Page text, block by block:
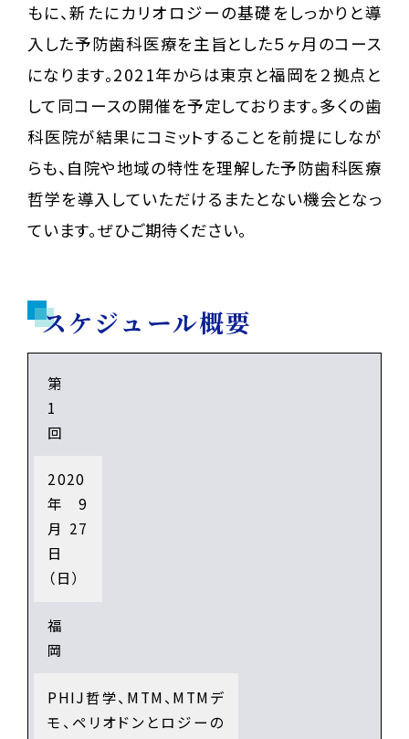
もに、新たにカリオロジーの基礎をしっかりと導
入した予防歯科医療を主旨とした５ヶ月のコース
になります。2021年からは東京と福岡を２拠点と
して同コースの開催を予定しております。多くの歯
科医院が結果にコミットすることを前提にしなが
らも、自院や地域の特性を理解した予防歯科医療
哲学を導入していただけるまたとない機会となっ
ています。ぜひご期待ください。
スケジュール概要
第
1
回
2020
年9
月27
日
（日）
福
岡
PHIJ哲学、MTM、MTMデ
モ、ペリオドンとロジーの